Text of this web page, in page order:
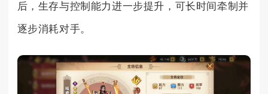
后，生存与控制能力进一步提升，可长时间牵制并
逐步消耗对手。